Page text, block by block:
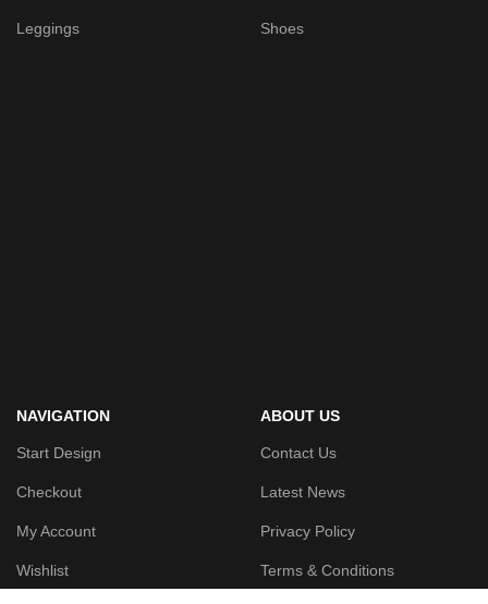
Leggings Shoes
NAVIGATION
Start Design
Checkout
My Account
Wishlist
ABOUT US
Contact Us
Latest News
Privacy Policy
Terms & Conditions